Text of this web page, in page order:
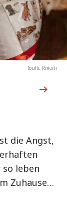
Toufic Rmeiti
die Angst,
so leben
Zuhause…